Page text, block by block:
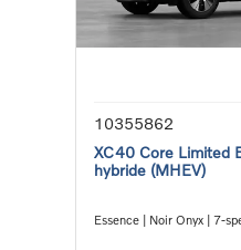
10355862
XC40 Core Limited
hybride (MHEV)
Essence | Noir Onyx | 7-